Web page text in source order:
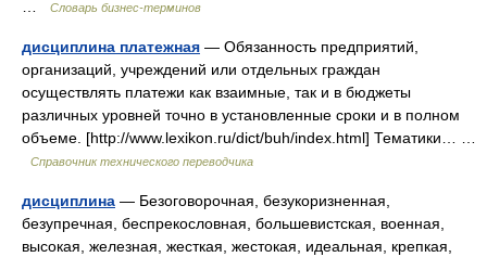
Словарь бизнес-терминов
дисциплина платежная — Обязанность предприятий,
организаций, учреждений или отдельных граждан
осуществлять платежи как взаимные, так и в бюджеты
различных уровней точно в установленные сроки и в полном
объеме. [http://www.lexikon.ru/dict/buh/index.html] Тематики… …
Справочник технического переводчика
дисциплина — Безоговорочная, безукоризненная,
безупречная, беспрекословная, большевистская, военная,
высокая, железная, жесткая, жестокая, идеальная, крепкая,